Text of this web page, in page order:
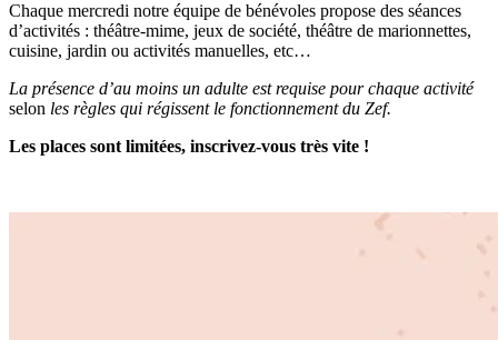
Chaque mercredi notre équipe de bénévoles propose des séances
d’activités : théâtre-mime, jeux de société, théâtre de marionnettes,
cuisine, jardin ou activités manuelles, etc…
La présence d’au moins un adulte est requise pour chaque activité
selon les règles qui régissent le fonctionnement du Zef.
Les places sont limitées, inscrivez-vous très vite !